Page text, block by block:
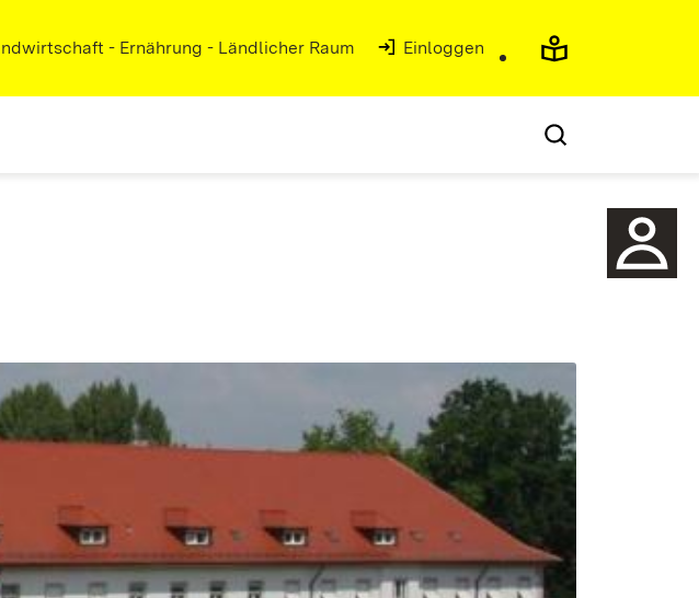
- Ernährung - Ländlicher Raum (Öffnet in neuem Fenster)
Einloggen